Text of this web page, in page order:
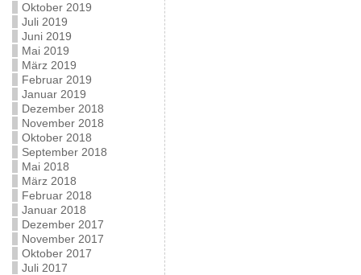
Oktober 2019
Juli 2019
Juni 2019
Mai 2019
März 2019
Februar 2019
Januar 2019
Dezember 2018
November 2018
Oktober 2018
September 2018
Mai 2018
März 2018
Februar 2018
Januar 2018
Dezember 2017
November 2017
Oktober 2017
Juli 2017